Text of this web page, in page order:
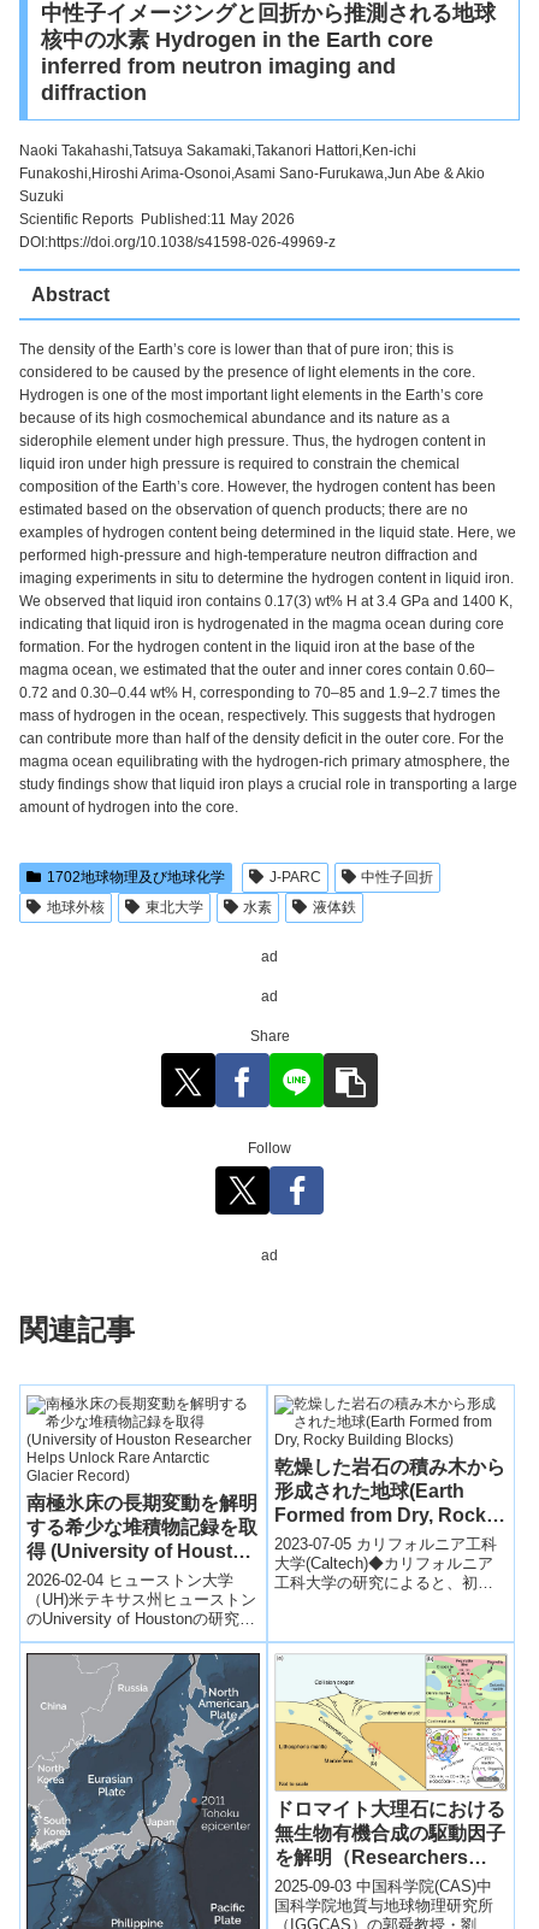
中性子イメージングと回折から推測される地球
核中の水素 Hydrogen in the Earth core
inferred from neutron imaging and
diffraction
Naoki Takahashi,Tatsuya Sakamaki,Takanori Hattori,Ken-ichi
Funakoshi,Hiroshi Arima-Osonoi,Asami Sano-Furukawa,Jun Abe & Akio
Suzuki
Scientific Reports Published:11 May 2026
DOI:https://doi.org/10.1038/s41598-026-49969-z
Abstract
The density of the Earth’s core is lower than that of pure iron; this is
considered to be caused by the presence of light elements in the core.
Hydrogen is one of the most important light elements in the Earth’s core
because of its high cosmochemical abundance and its nature as a
siderophile element under high pressure. Thus, the hydrogen content in
liquid iron under high pressure is required to constrain the chemical
composition of the Earth’s core. However, the hydrogen content has been
estimated based on the observation of quench products; there are no
examples of hydrogen content being determined in the liquid state. Here, we
performed high-pressure and high-temperature neutron diffraction and
imaging experiments in situ to determine the hydrogen content in liquid iron.
We observed that liquid iron contains 0.17(3) wt% H at 3.4 GPa and 1400 K,
indicating that liquid iron is hydrogenated in the magma ocean during core
formation. For the hydrogen content in the liquid iron at the base of the
magma ocean, we estimated that the outer and inner cores contain 0.60–
0.72 and 0.30–0.44 wt% H, corresponding to 70–85 and 1.9–2.7 times the
mass of hydrogen in the ocean, respectively. This suggests that hydrogen
can contribute more than half of the density deficit in the outer core. For the
magma ocean equilibrating with the hydrogen-rich primary atmosphere, the
study findings show that liquid iron plays a crucial role in transporting a large
amount of hydrogen into the core.
1702地球物理及び地球化学 J-PARC
中性子回折
地球外核
東北大学 水素 液体鉄
ad
ad
Share
Follow
ad
関連記事
南極氷床の長期変動を解明
する希少な堆積物記録を取
得 (University of Houston
Researcher Helps
Unlock Rare Antarctic
Glacier Record)
2026-02-04 ヒューストン大学
（UH)米テキサス州ヒューストン
のUniversity of Houstonの研究者
を含む国際チームは、2019年の
南極ア...
乾燥した岩石の積み木から
形成された地球(Earth
Formed from Dry, Rocky
Building Blocks)
2023-07-05 カリフォルニア工科
大学(Caltech)◆カリフォルニア
工科大学の研究によると、初期
ドロマイト大理石における
無生物有機合成の駆動因子
を解明（Researchers
Uncover Ferrous
Chloride-Rich Fluids
2025-09-03 中国科学院(CAS)中
国科学院地質与地球物理研究所
（IGGCAS）の郭舜教授・劉景